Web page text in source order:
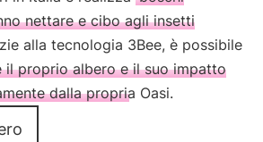
nettare e cibo agli insetti
alla tecnologia 3Bee, è possibile
il proprio albero e il suo impatto
dalla propria Oasi.